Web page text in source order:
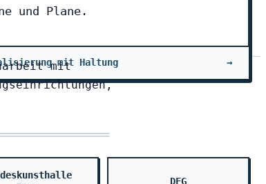
und Plane.
mit Haltung →
mit
DFG